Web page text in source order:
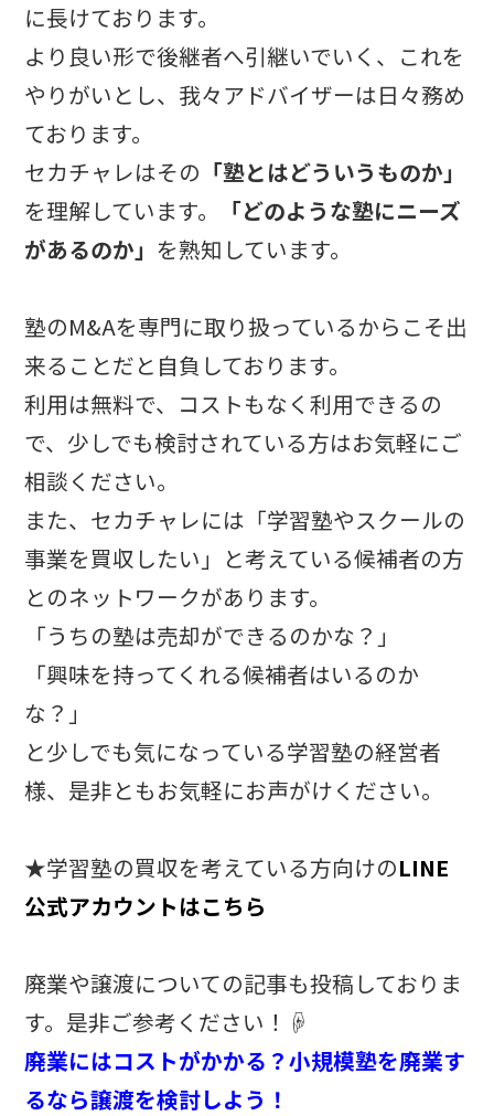
に長けております。
より良い形で後継者へ引継いでいく、これを
やりがいとし、我々アドバイザーは日々務め
ております。
セカチャレはその 「塾とはどういうものか」
を理解しています。
「どのような塾にニーズ
があるのか」 を熟知しています。
塾のM&Aを専門に取り扱っているからこそ出
来ることだと自負しております。
利用は無料で、コストもなく利用できるの
で、少しでも検討されている方はお気軽にご
相談ください。
また、セカチャレには「学習塾やスクールの
事業を買収したい」と考えている候補者の方
とのネットワークがあります。
「うちの塾は売却ができるのかな？」
「興味を持ってくれる候補者はいるのか
な？」
と少しでも気になっている学習塾の経営者
様、是非ともお気軽にお声がけください。
★学習塾の買収を考えている方向けのLINE
公式アカウントはこちら
廃業や譲渡についての記事も投稿しておりま
す。是非ご参考ください！☟
廃業にはコストがかかる？小規模塾を廃業す
るなら譲渡を検討しよう！